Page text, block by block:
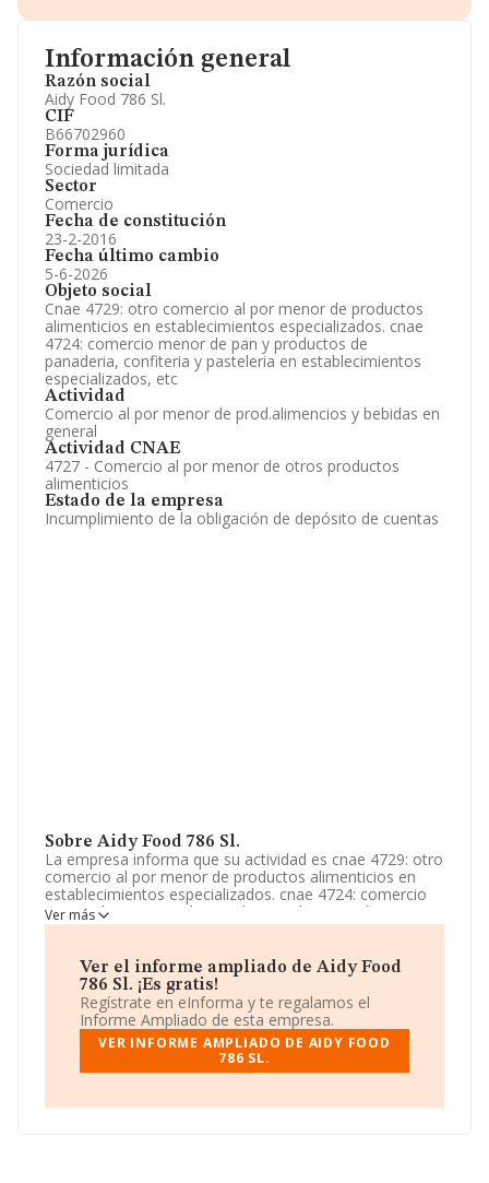
Información general
Razón social
Aidy Food 786 Sl.
CIF
B66702960
Forma jurídica
Sociedad limitada
Sector
Comercio
Fecha de constitución
23-2-2016
Fecha último cambio
5-6-2026
Objeto social
Cnae 4729: otro comercio al por menor de productos
alimenticios en establecimientos especializados. cnae
4724: comercio menor de pan y productos de
panaderia, confiteria y pasteleria en establecimientos
especializados, etc
Actividad
Comercio al por menor de prod.alimencios y bebidas en
general
Actividad CNAE
4727 - Comercio al por menor de otros productos
alimenticios
Estado de la empresa
Incumplimiento de la obligación de depósito de cuentas
Sobre Aidy Food 786 Sl.
La empresa informa que su actividad es cnae 4729: otro
comercio al por menor de productos alimenticios en
establecimientos especializados. cnae 4724: comercio
menor de pan y productos de panaderia, confiteria y
pasteleria en establecimientos especializados, etc. La
CNAE corresponde a 4727 con código '%cnae%'. La
sociedad no tiene actividad en mercados exteriores.
La empresaAidy Food 786 S.L , con número de
identificación fiscal B66702960, está situada en Calle
Antoni Forrellad Lo núm. 32, (08208), en el municipio de
Sabadell, provincia de Barcelona, Cataluña.
En base a la información de la que dispone INFORMA
Ver más
Ver el informe ampliado de Aidy Food
786 Sl. ¡Es gratis!
Regístrate en eInforma y te regalamos el
Informe Ampliado de esta empresa.
VER INFORME AMPLIADO DE AIDY FOOD
786 SL.
Información oficial y registral complementaria.